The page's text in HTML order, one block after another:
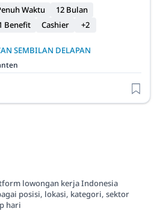
Waktu
12 Bulan
Benefit Cashier +2
SEMBILAN DELAPAN
lowongan kerja Indonesia
posisi, lokasi, kategori, sektor
hari